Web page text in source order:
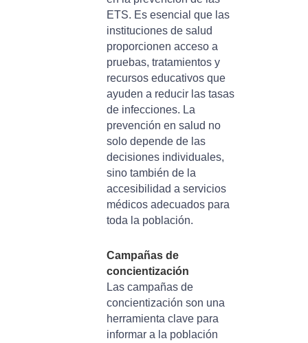
ETS. Es esencial que las
instituciones de salud
proporcionen acceso a
pruebas, tratamientos y
recursos educativos que
ayuden a reducir las tasas
de infecciones. La
prevención en salud no
solo depende de las
decisiones individuales,
sino también de la
accesibilidad a servicios
médicos adecuados para
toda la población.
Campañas de
concientización
Las campañas de
concientización son una
herramienta clave para
informar a la población